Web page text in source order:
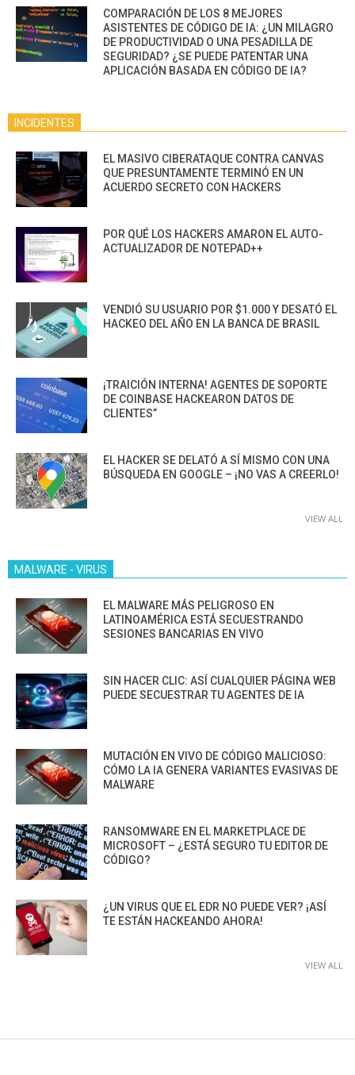
COMPARACIÓN DE LOS 8 MEJORES
ASISTENTES DE CÓDIGO DE IA: ¿UN MILAGRO
DE PRODUCTIVIDAD O UNA PESADILLA DE
SEGURIDAD? ¿SE PUEDE PATENTAR UNA
APLICACIÓN BASADA EN CÓDIGO DE IA?
INCIDENTES
EL MASIVO CIBERATAQUE CONTRA CANVAS
QUE PRESUNTAMENTE TERMINÓ EN UN
ACUERDO SECRETO CON HACKERS
POR QUÉ LOS HACKERS AMARON EL AUTO-
ACTUALIZADOR DE NOTEPAD++
VENDIÓ SU USUARIO POR $1.000 Y DESATÓ EL
HACKEO DEL AÑO EN LA BANCA DE BRASIL
¡TRAICIÓN INTERNA! AGENTES DE SOPORTE
DE COINBASE HACKEARON DATOS DE
CLIENTES”
EL HACKER SE DELATÓ A SÍ MISMO CON UNA
BÚSQUEDA EN GOOGLE – ¡NO VAS A CREERLO!
VIEW ALL
MALWARE - VIRUS
EL MALWARE MÁS PELIGROSO EN
LATINOAMÉRICA ESTÁ SECUESTRANDO
SESIONES BANCARIAS EN VIVO
SIN HACER CLIC: ASÍ CUALQUIER PÁGINA WEB
PUEDE SECUESTRAR TU AGENTES DE IA
MUTACIÓN EN VIVO DE CÓDIGO MALICIOSO:
CÓMO LA IA GENERA VARIANTES EVASIVAS DE
MALWARE
RANSOMWARE EN EL MARKETPLACE DE
MICROSOFT – ¿ESTÁ SEGURO TU EDITOR DE
CÓDIGO?
¿UN VIRUS QUE EL EDR NO PUEDE VER? ¡ASÍ
TE ESTÁN HACKEANDO AHORA!
VIEW ALL